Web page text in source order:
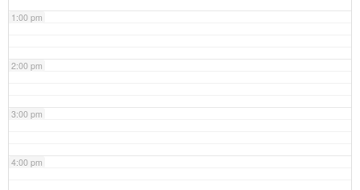
1:00 pm
2:00 pm
3:00 pm
4:00 pm